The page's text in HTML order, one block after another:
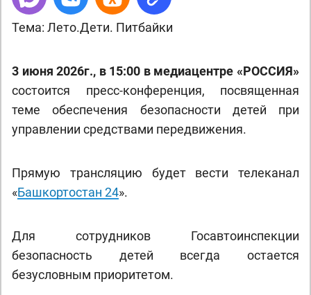
Тема: Лето.Дети. Питбайки
3 июня 2026г., в 15:00 в медиацентре «РОССИЯ»
состоится пресс-конференция, посвященная
теме обеспечения безопасности детей при
управлении средствами передвижения.
Прямую трансляцию будет вести телеканал
«Башкортостан 24».
Для сотрудников Госавтоинспекции
безопасность детей всегда остается
безусловным приоритетом.